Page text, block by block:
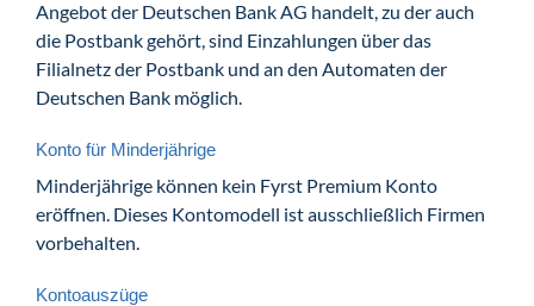
Angebot der Deutschen Bank AG handelt, zu der auch
die Postbank gehört, sind Einzahlungen über das
Filialnetz der Postbank und an den Automaten der
Deutschen Bank möglich.
Konto für Minderjährige
Minderjährige können kein Fyrst Premium Konto
eröffnen. Dieses Kontomodell ist ausschließlich Firmen
vorbehalten.
Kontoauszüge